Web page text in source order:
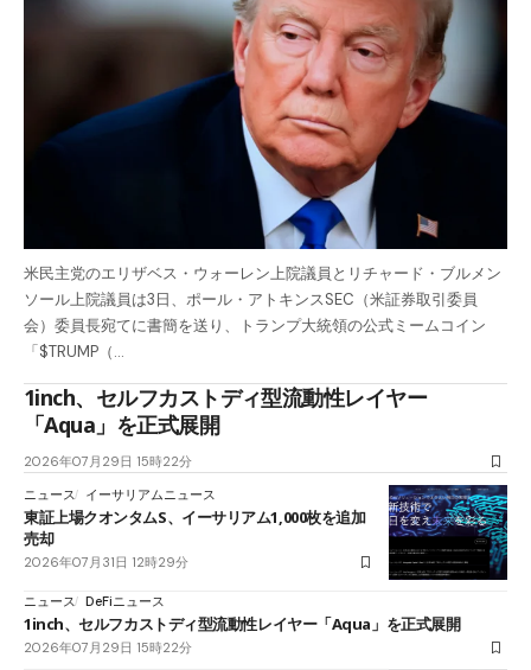
米民主党のエリザベス・ウォーレン上院議員とリチャード・ブルメン
ソール上院議員は3日、ポール・アトキンスSEC（米証券取引委員
会）委員長宛てに書簡を送り、トランプ大統領の公式ミームコイン
「$TRUMP（…
1inch、セルフカストディ型流動性レイヤー
「Aqua」を正式展開
2026年07月29日 15時22分
ニュース
イーサリアムニュース
東証上場クオンタムS、イーサリアム1,000枚を追加
売却
2026年07月31日 12時29分
ニュース DeFiニュース
1inch、セルフカストディ型流動性レイヤー「Aqua」を正式展開
2026年07月29日 15時22分